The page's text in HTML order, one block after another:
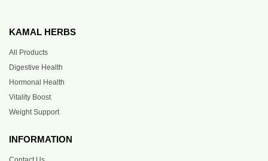
KAMAL HERBS
All Products
Digestive Health
Hormonal Health
Vitality Boost
Weight Support
INFORMATION